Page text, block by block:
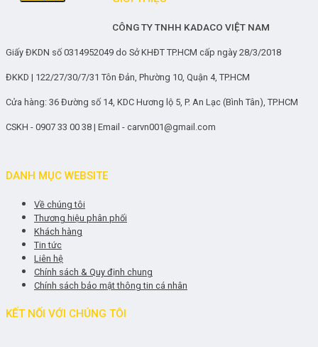
CÔNG TY TNHH KADACO VIỆT NAM
Giấy ĐKDN số 0314952049 do Sở KHĐT TP.HCM cấp ngày 28/3/2018
ĐKKD | 122/27/30/7/31 Tôn Đản, Phường 10, Quận 4, TP.HCM
Cửa hàng: 36 Đường số 14, KDC Hương lộ 5, P. An Lạc (Bình Tân), TP.HCM
CSKH - 0907 33 00 38 | Email - carvn001@gmail.com
DANH MỤC WEBSITE
Về chúng tôi
Thương hiệu phân phối
Khách hàng
Tin tức
Liên hệ
Chính sách & Quy định chung
Chính sách bảo mật thông tin cá nhân
KẾT NỐI VỚI CHÚNG TÔI